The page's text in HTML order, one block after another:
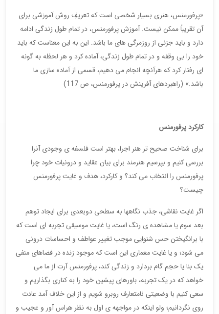
«پرفورمنس، هنری بسیار شخصی است که تعریفِ روش آموزشی برای
آن تقریباً ممکن نیست. آموزش پرفورمنس، در تمام طول زندگی ادامه
دارد و باید جزئی از روزمرگی های ما باشد. این به این معناست که باید
خود را بی وقفه و در تمام طول زندگی، آماده کرد و هر لحظه به گونه
ای رفتار کرد که هرآنچه انجام می دهیم، قسمی از آماده سازی ما
باشد.» (راهبردهای آفرینش در پرفورمنس، ص 117)
کارکرد پرفورمنس
برای شناخت صحیح تر هنر اجرا، بهتر است فلسفه ی وجودی آنرا
بررسی کنیم و بپرسیم هنرمند برای بیان عقاید و درونیات خود چرا
پرفورمنس را انتخاب می کند؟ و کارکرد، هدف و غایت پرفورمنس
چیست؟
اگر غایت نقاشی، جذب نگاهها به سطحی دوبعدی برای ایجاد توهم
بعد سوم یا مشاهده ی رنگ است، یا غایت موسیقی تجربه ای است که
با برانگیختن حس شنوایی موجب تغییر عواطف و احساسات درونی
می شود؛ و یا غایت معماری این است که موجود زنده در فضاهای منفی
یک بنا یا حجم گام بردارد و زندگی کند، پرفورمنس آرت از ما می
خواهد که در یک تجربه، باورهای پیشین خود را به کناری بگذاریم و
سعی کنیم با وضعیتی نامتعارف روبرو شویم و از این خلاف آمد عادت
روی نگردانیم؛ ولو اینکه در مواجهه ی اول به نظر هراس آور و عجیب و